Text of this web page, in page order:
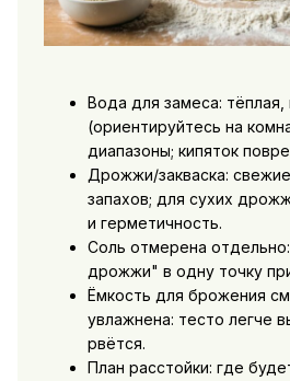
Вода для замеса:
(ориентируйтесь на
диапазоны; кипяток
Дрожжи/закваска:
запахов; для сухих
и герметичность.
Соль отмерена
дрожжи" в одну точку
Ёмкость для брожения
увлажнена: тесто легче
рвётся.
План расстойки: где